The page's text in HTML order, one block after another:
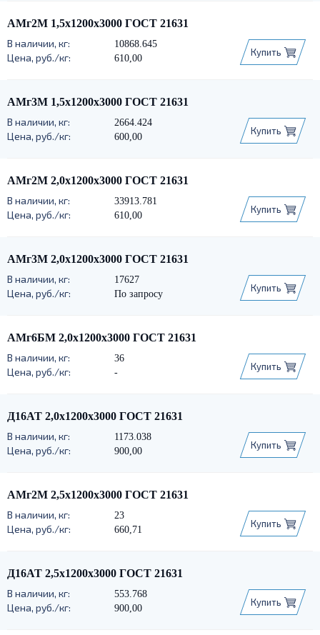
АМг2М 1,5х1200х3000 ГОСТ 21631
10868.645
610,00
Купить
АМг3М 1,5х1200х3000 ГОСТ 21631
2664.424
600,00
Купить
АМг2М 2,0х1200х3000 ГОСТ 21631
33913.781
610,00
Купить
АМг3М 2,0х1200х3000 ГОСТ 21631
17627
По запросу
Купить
АМг6БМ 2,0х1200х3000 ГОСТ 21631
36
-
Купить
Д16АТ 2,0х1200х3000 ГОСТ 21631
1173.038
900,00
Купить
АМг2М 2,5х1200х3000 ГОСТ 21631
23
660,71
Купить
Д16АТ 2,5х1200х3000 ГОСТ 21631
553.768
900,00
Купить